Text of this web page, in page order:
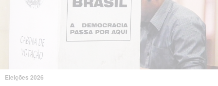
Eleições 2026